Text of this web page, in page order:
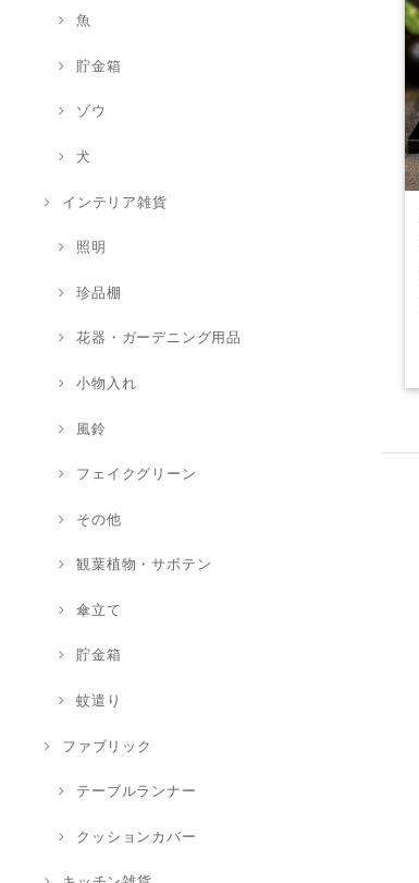
魚
貯金箱
ゾウ
犬
インテリア雑貨
照明
珍品棚
花器・ガーデニング用品
小物入れ
風鈴
フェイクグリーン
その他
観葉植物・サボテン
傘立て
貯金箱
蚊遣り
ファブリック
テーブルランナー
クッションカバー